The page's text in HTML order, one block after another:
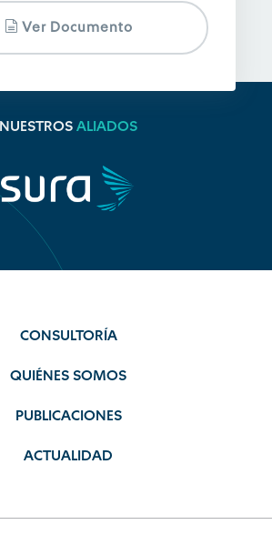
Ver Documento
NUESTROS ALIADOS
CONSULTORÍA
QUIÉNES SOMOS
PUBLICACIONES
ACTUALIDAD